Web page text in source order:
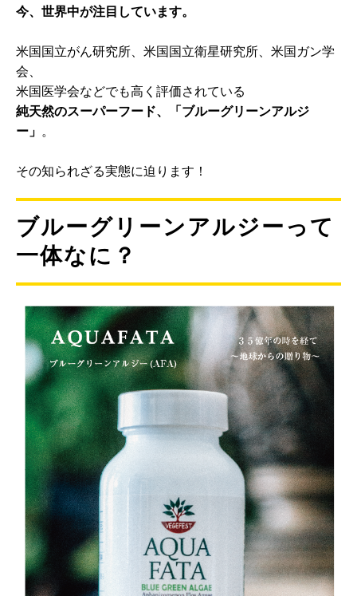
今、世界中が注目しています。
米国国立がん研究所、米国国立衛星研究所、米国ガン学
会、
米国医学会などでも高く評価されている
純天然のスーパーフード、「ブルーグリーンアルジ
ー」 。
その知られざる実態に迫ります！
ブルーグリーンアルジーって
一体なに？